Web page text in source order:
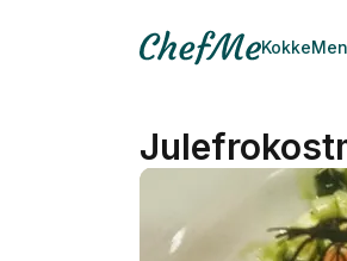
Kokke